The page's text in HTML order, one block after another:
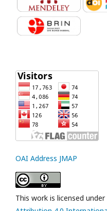
OAI Address JMAP
This work is licensed under